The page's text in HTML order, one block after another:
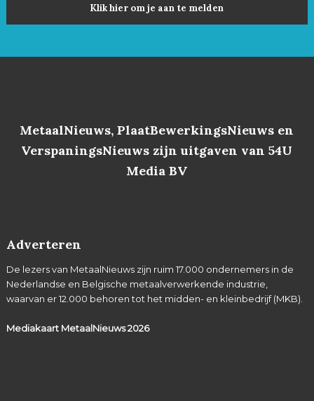
Klik hier om je aan te melden
MetaalNieuws, PlaatBewerkingsNieuws en
VerspaningsNieuws zijn uitgaven van 54U
Media BV
Adverteren
De lezers van MetaalNieuws zijn ruim 17.000 ondernemers in de
Nederlandse en Belgische metaalverwerkende industrie,
waarvan er 12.000 behoren tot het midden- en kleinbedrijf (MKB).
Mediakaart MetaalNieuws2026